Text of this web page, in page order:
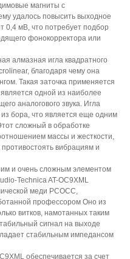
магниты с
удалось повысить выходное
0,4 мВ, что потребует подбор
фонокорректора или
алмазная игла квадратного
благодаря чему она
Такая заточка применяется
одной из наиболее
аналогового звука. Игла
бора, что является еще одним
сложный в обработке
массы и жесткости,
вибрациям и
и очень сложным элементом
Technica AT-OC9XML
меди PCOCC,
профессором Оно из
витков, намотанных таким
сигнал на выходе
стабильным импедансом
обеспечивается за счет